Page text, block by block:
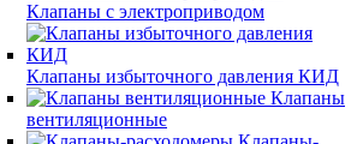
Клапаны с электроприводом
Клапаны избыточного давления КИД
Клапаны
вентиляционные